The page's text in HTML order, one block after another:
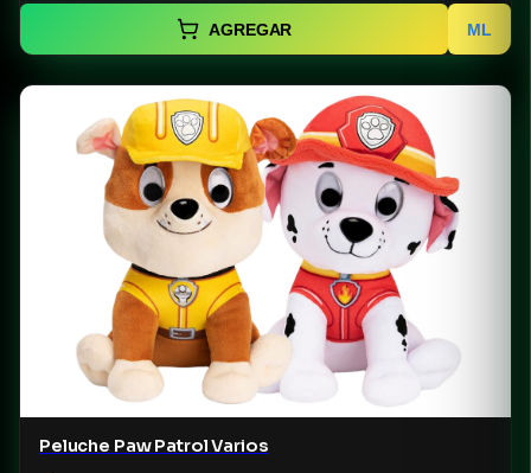
AGREGAR ML
Peluche Paw Patrol Varios